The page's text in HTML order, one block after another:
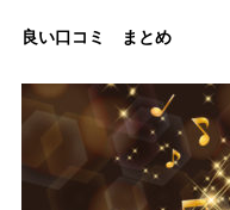
良い口コミ まとめ